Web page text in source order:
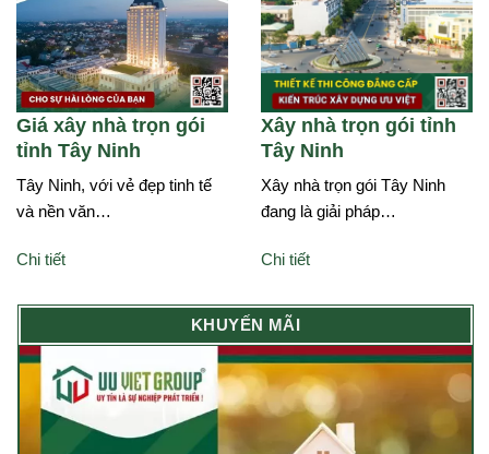
Giá xây nhà trọn gói
tỉnh Tây Ninh
Tây Ninh, với vẻ đẹp tinh tế
và nền văn…
Chi tiết
Xây nhà trọn gói tỉnh
Tây Ninh
Xây nhà trọn gói Tây Ninh
đang là giải pháp…
Chi tiết
KHUYẾN MÃI